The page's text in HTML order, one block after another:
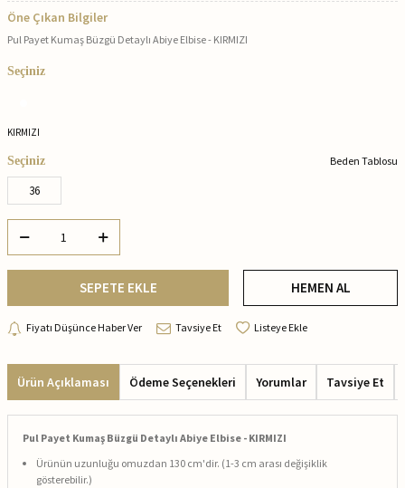
Öne Çıkan Bilgiler
Pul Payet Kumaş Büzgü Detaylı Abiye Elbise - KIRMIZI
Seçiniz
KIRMIZI
Seçiniz Beden Tablosu
36
SEPETE EKLE HEMEN AL
Fiyatı Düşünce Haber Ver Tavsiye Et Listeye Ekle
Ürün Açıklaması Ödeme Seçenekleri Yorumlar Tavsiye Et
Pul Payet Kumaş Büzgü Detaylı Abiye Elbise - KIRMIZI
Ürünün uzunluğu omuzdan 130 cm'dir. (1-3 cm arası değişiklik
gösterebilir.)